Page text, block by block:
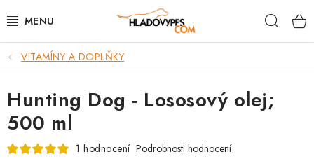
na
POTŘEBY PRO PSY
TAMI PŘEPRAVNÍ BOXY
SPORT SE PSEM
VITAMÍNY A DOPLŇKY
Hunting Dog - Lososový olej;
500 ml
1 hodnocení Podrobnosti hodnocení